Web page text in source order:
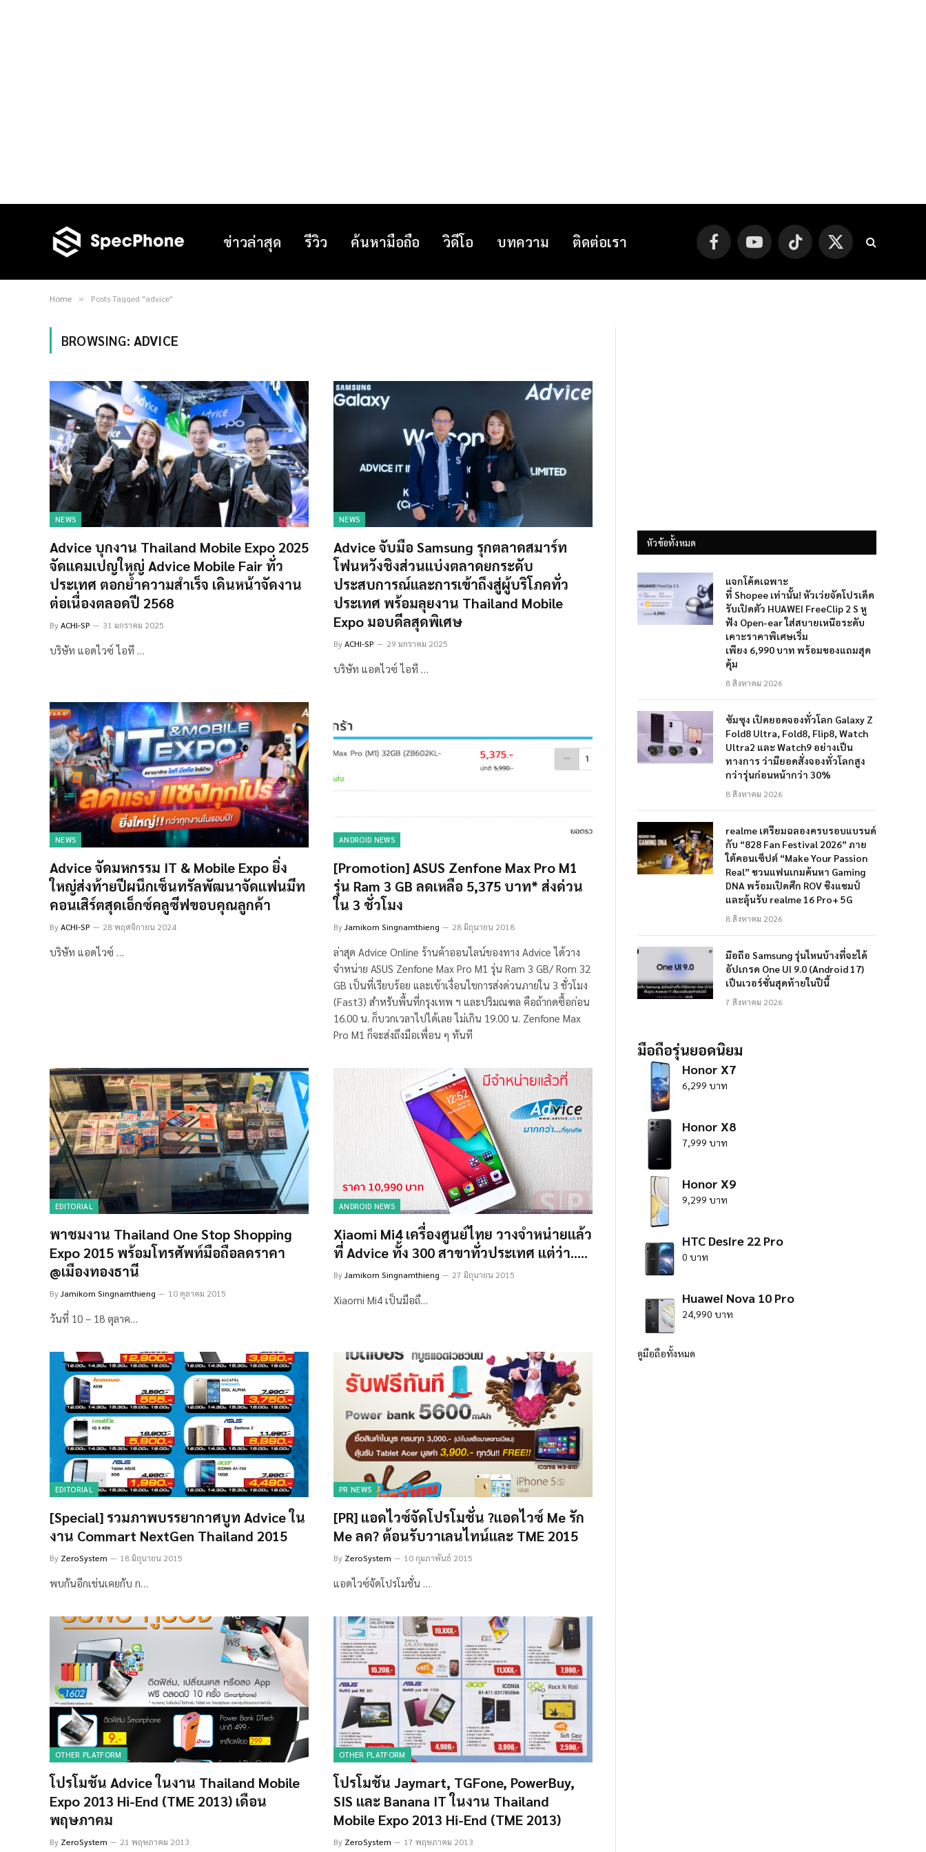
ข่าวล่าสุด รีวิว ค้นหามือถือ วิดีโอ บทความ ติดต่อเรา FacebookYouTube TikTok
X
(Twitter)
Home » Posts Tagged "advice"
BROWSING: ADVICE
NEWS
Advice บุกงาน Thailand Mobile Expo 2025
จัดแคมเปญใหญ่ Advice Mobile Fair ทั่ว
ประเทศ ตอกย้ำความสำเร็จ เดินหน้าจัดงาน
ต่อเนื่องตลอดปี 2568
ByACHI-SP 31 มกราคม 2025
บริษัท แอดไวซ์ ไอที …
NEWS
Advice จับมือ Samsung รุกตลาดสมาร์ท
โฟนหวังชิงส่วนแบ่งตลาดยกระดับ
ประสบการณ์และการเข้าถึงสู่ผู้บริโภคทั่ว
ประเทศ พร้อมลุยงาน Thailand Mobile
Expo มอบดีลสุดพิเศษ
ByACHI-SP 29 มกราคม 2025
บริษัท แอดไวซ์ ไอที …
NEWS
Advice จัดมหกรรม IT & Mobile Expo ยิ่ง
ใหญ่ส่งท้ายปีผนึกเซ็นทรัลพัฒนาจัดแฟนมีท
คอนเสิร์ตสุดเอ็กซ์คลูซีฟขอบคุณลูกค้า
ByACHI-SP 28 พฤศจิกายน 2024
บริษัท แอดไวซ์ …
ANDROID NEWS
[Promotion] ASUS Zenfone Max Pro M1
รุ่น Ram 3 GB ลดเหลือ 5,375 บาท* ส่งด่วน
ใน 3 ชั่วโมง
ByJamikorn Singnamthieng 28 มิถุนายน 2018
ล่าสุด Advice Online ร้านค้าออนไลน์ของทาง Advice ได้วาง
จำหน่าย ASUS Zenfone Max Pro M1 รุ่น Ram 3 GB/ Rom 32
GB เป็นที่เรียบร้อย และเข้าเงื่อนไขการส่งด่วนภายใน 3 ชั่วโมง
(Fast3) สำหรับพื้นที่กรุงเทพ ฯ และปริมณฑล คือถ้ากดซื้อก่อน
16.00 น. ก็บวกเวลาไปได้เลย ไม่เกิน 19.00 น. Zenfone Max
Pro M1 ก็จะส่งถึงมือเพื่อน ๆ ทันที
EDITORIAL
พาชมงาน Thailand One Stop Shopping
Expo 2015 พร้อมโทรศัพท์มือถือลดราคา
@เมืองทองธานี
ByJamikorn Singnamthieng 10 ตุลาคม 2015
วันที่ 10 – 18 ตุลาค…
ANDROID NEWS
Xiaomi Mi4 เครื่องศูนย์ไทย วางจำหน่ายแล้ว
ที่ Advice ทั้ง 300 สาขาทั่วประเทศ แต่ว่า…..
ByJamikorn Singnamthieng 27 มิถุนายน 2015
Xiaomi Mi4 เป็นมือถื…
EDITORIAL
[Special] รวมภาพบรรยากาศบูท Advice ใน
งาน Commart NextGen Thailand 2015
By ZeroSystem 18 มิถุนายน 2015
พบกันอีกเช่นเคยกับ ก…
PR NEWS
[PR] แอดไวซ์จัดโปรโมชั่น ?แอดไวซ์ Me รัก
Me ลด? ต้อนรับวาเลนไทน์และ TME 2015
By ZeroSystem 10 กุมภาพันธ์ 2015
แอดไวซ์จัดโปรโมชั่น …
OTHER PLATFORM
โปรโมชัน Advice ในงาน Thailand Mobile
Expo 2013 Hi-End (TME 2013) เดือน
พฤษภาคม
By ZeroSystem 21 พฤษภาคม 2013
OTHER PLATFORM
โปรโมชัน Jaymart, TGFone, PowerBuy,
SIS และ Banana IT ในงาน Thailand
Mobile Expo 2013 Hi-End (TME 2013)
By ZeroSystem 17 พฤษภาคม 2013
หัวข้อทั้งหมด
แจกโค้ดเฉพาะ
ที่ Shopee เท่านั้น! หัวเว่ยจัดโปรเด็ด
รับเปิดตัว HUAWEI FreeClip 2 S หู
ฟัง Open-ear ใส่สบายเหนือระดับ
เคาะราคาพิเศษเริ่ม
เพียง 6,990 บาท พร้อมของแถมสุด
คุ้ม
8 สิงหาคม 2026
ซัมซุง เปิดยอดจองทั่วโลก Galaxy Z
Fold8 Ultra, Fold8, Flip8, Watch
Ultra2 และ Watch9 อย่างเป็น
ทางการ ว่ามียอดสั่งจองทั่วโลกสูง
กว่ารุ่นก่อนหน้ากว่า 30%
8 สิงหาคม 2026
realme เตรียมฉลองครบรอบแบรนด์
กับ “828 Fan Festival 2026” ภาย
ใต้คอนเซ็ปต์ “Make Your Passion
Real” ชวนแฟนเกมค้นหา Gaming
DNA พร้อมเปิดศึก ROV ชิงแชมป์
และลุ้นรับ realme 16 Pro+ 5G
8 สิงหาคม 2026
มือถือ Samsung รุ่นไหนบ้างที่จะได้
อัปเกรด One UI 9.0 (Android 17)
เป็นเวอร์ชั่นสุดท้ายในปีนี้
7 สิงหาคม 2026
มือถือรุ่นยอดนิยม
Honor X7
6,299 บาท
Honor X8
7,999 บาท
Honor X9
9,299 บาท
HTC Desire 22 Pro
0 บาท
Huawei Nova 10 Pro
24,990 บาท
ดูมือถือทั้งหมด